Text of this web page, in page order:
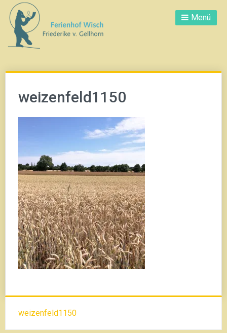
Direkt
zum
Inhalt
Menü
weizenfeld1150
weizenfeld1150